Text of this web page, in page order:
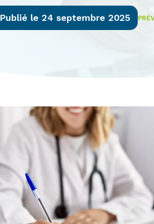
Publié le 24 septembre 2025